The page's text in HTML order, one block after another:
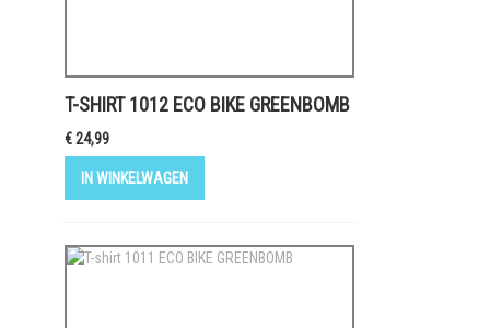
T-SHIRT 1012 ECO BIKE GREENBOMB
€ 24,99
IN WINKELWAGEN